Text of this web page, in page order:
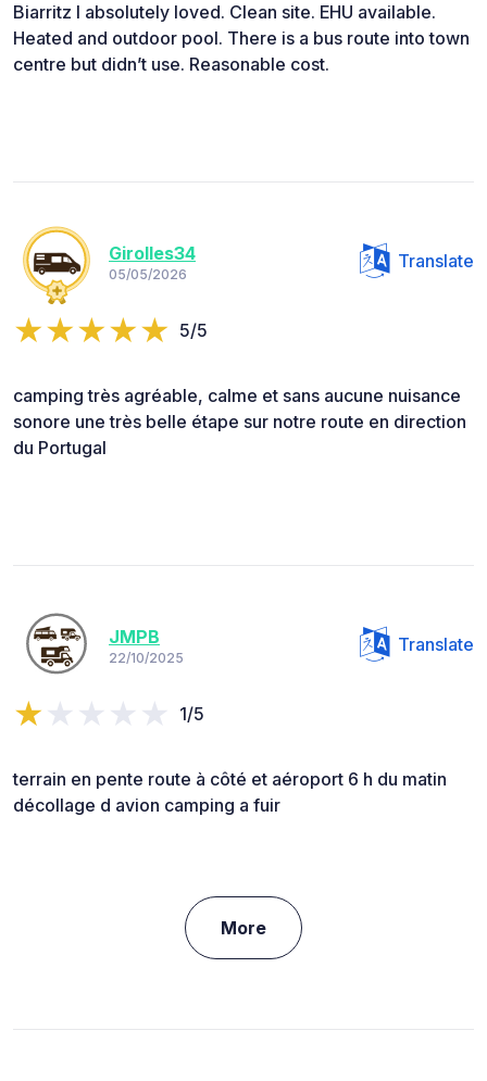
Biarritz I absolutely loved. Clean site. EHU available.
Heated and outdoor pool. There is a bus route into town
centre but didn’t use. Reasonable cost.
Girolles34
05/05/2026
Translate
5/5
camping très agréable, calme et sans aucune nuisance
sonore une très belle étape sur notre route en direction
du Portugal
JMPB
22/10/2025
Translate
1/5
terrain en pente route à côté et aéroport 6 h du matin
décollage d avion camping a fuir
More